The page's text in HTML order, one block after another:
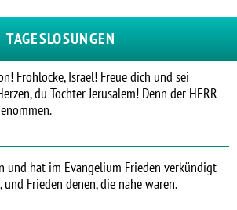
TAGESLOSUNGEN
Frohlocke, Israel! Freue dich und sei
du Tochter Jerusalem! Denn der HERR
und hat im Evangelium Frieden verkündigt
Frieden denen, die nahe waren.